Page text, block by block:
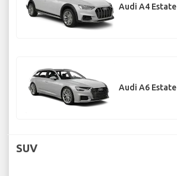
Audi A4 Estate
Audi A6 Estate
SUV